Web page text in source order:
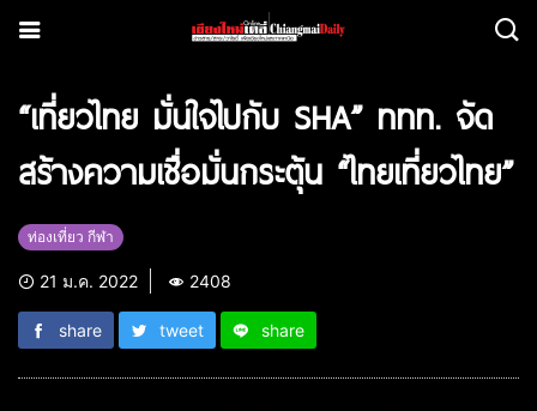
“เที่ยวไทย มั่นใจไปกับ SHA” ททท. จัด
สร้างความเชื่อมั่นกระตุ้น “ไทยเที่ยวไทย”
ท่องเที่ยว กีฬา
21 ม.ค. 2022 2408
share tweet share